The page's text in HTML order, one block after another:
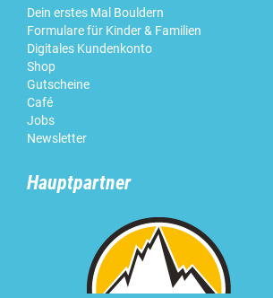
Dein erstes Mal Bouldern
Formulare für Kinder & Familien
Digitales Kundenkonto
Shop
Gutscheine
Café
Jobs
Newsletter
Hauptpartner